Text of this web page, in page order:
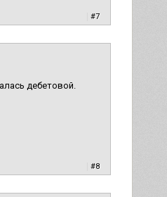
#7
дебетовой.
#8